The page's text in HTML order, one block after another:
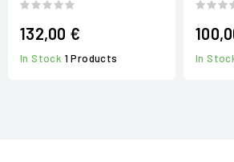
132,00 €
In Stock 1 Products In